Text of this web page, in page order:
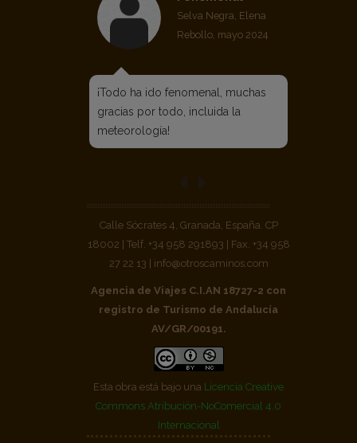
Selva Negra, Elena
Rebollo, mayo 2024
¡Todo ha ido fenomenal, muchas
gracias por todo, incluida la
meteorología!
Calle Sócrates 4, Granada, España. CP
18002 | Telf. +34 958 291893 | Fax. +34 958
27 22 13 | info@otroscaminos.com
Agencia de Viajes C.I.AN 18727-2 con
registro de Turismo de Andalucía
AV/GR/00191.
Esta obra está bajo una Licencia Creative
Commons Atribución-NoComercial 4.0
Internacional